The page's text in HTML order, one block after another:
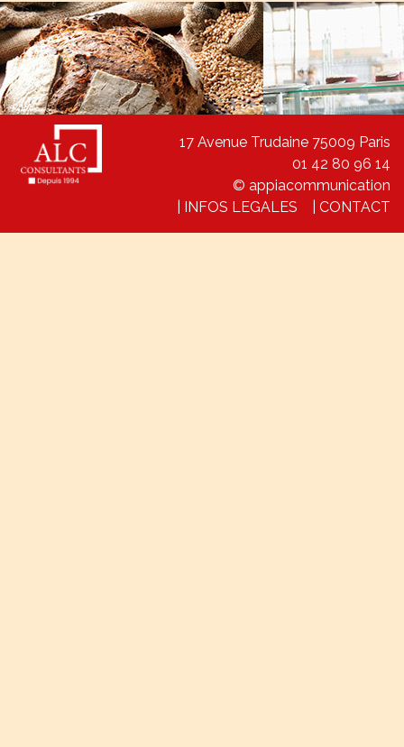
17 Avenue Trudaine 75009 Paris
01 42 80 96 14
© appiacommunication
INFOS LEGALES CONTACT